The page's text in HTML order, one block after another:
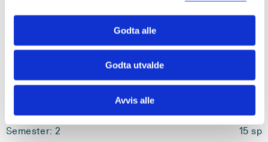
Godta alle
Godta utvalde
Avvis alle
Semester: 2 10 sp
MAMET500
Vitskapsteori, etikk og metode
Semester: 2 15 sp